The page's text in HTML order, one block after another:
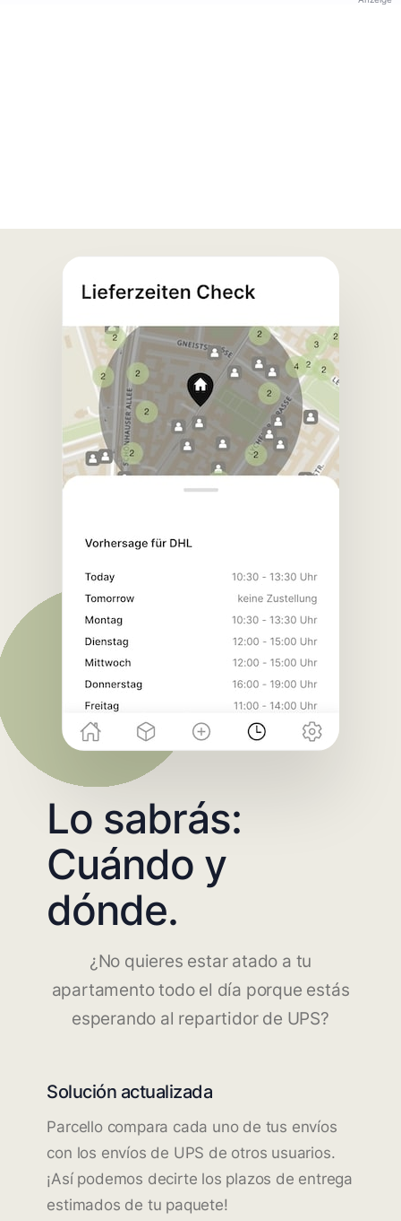
Lo sabrás:
Cuándo y
dónde.
¿No quieres estar atado a tu
apartamento todo el día porque estás
esperando al repartidor de UPS?
Solución actualizada
Parcello compara cada uno de tus envíos
con los envíos de UPS de otros usuarios.
¡Así podemos decirte los plazos de entrega
estimados de tu paquete!